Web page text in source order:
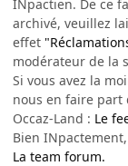
INpactien. De ce
archivé, veuillez
effet
modérateur de la
Si vous avez la
nous en faire part
Occaz-Land : Le
Bien INpactement,
La team forum.